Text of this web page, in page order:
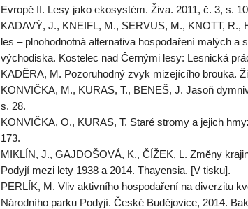
Evropě II. Lesy jako ekosystém. Živa. 2011, č. 3, s.
KADAVÝ, J., KNEIFL, M., SERVUS, M., KNOTT, R.,
les – plnohodnotná alternativa hospodaření malých a
východiska. Kostelec nad Černými lesy: Lesnická
KADĚRA, M. Pozoruhodný zvyk mizejícího brouka.
KONVIČKA, M., KURAS, T., BENEŠ, J. Jasoň
s. 28.
KONVIČKA, O., KURAS, T. Staré stromy a jejich
173.
MIKLÍN, J., GAJDOŠOVÁ, K., ČÍŽEK, L. Změny
Podyjí mezi lety 1938 a 2014. Thayensia. [V tisku].
PERLÍK, M. Vliv aktivního hospodaření na diverzitu
Národního parku Podyjí. České Budějovice, 2014.